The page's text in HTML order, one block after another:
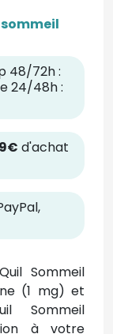
48/72h :
24/48h :
d'achat
Sommeil
(1 mg) et
Sommeil
à votre